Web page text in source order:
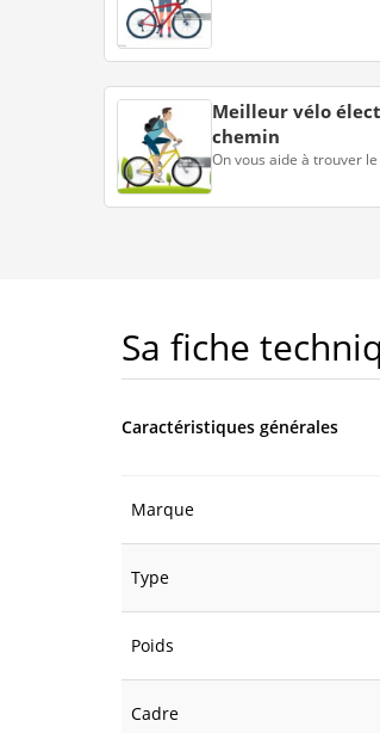
Meilleur vélo
chemin
On vous aide à trouver
Sa fiche
Caractéristiques générales
Marque
Type
Poids
Cadre